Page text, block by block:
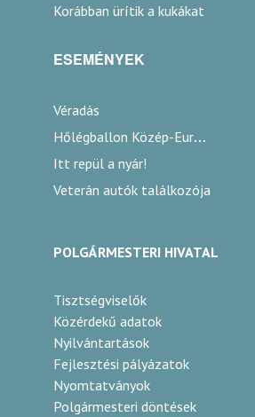
Korábban ürítik a kukákat
ESEMÉNYEK
Véradás
Hőlégballon Közép-Európa Kupa
Itt repül a nyár!
Veterán autók találkozója
POLGÁRMESTERI HIVATAL
Tisztségviselők
Közérdekű adatok
Nyilvántartások
Fejlesztési pályázatok
Nyomtatványok
Polgármesteri döntések